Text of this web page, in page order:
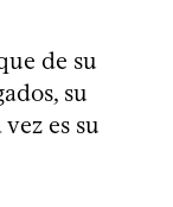
de su
su
es su